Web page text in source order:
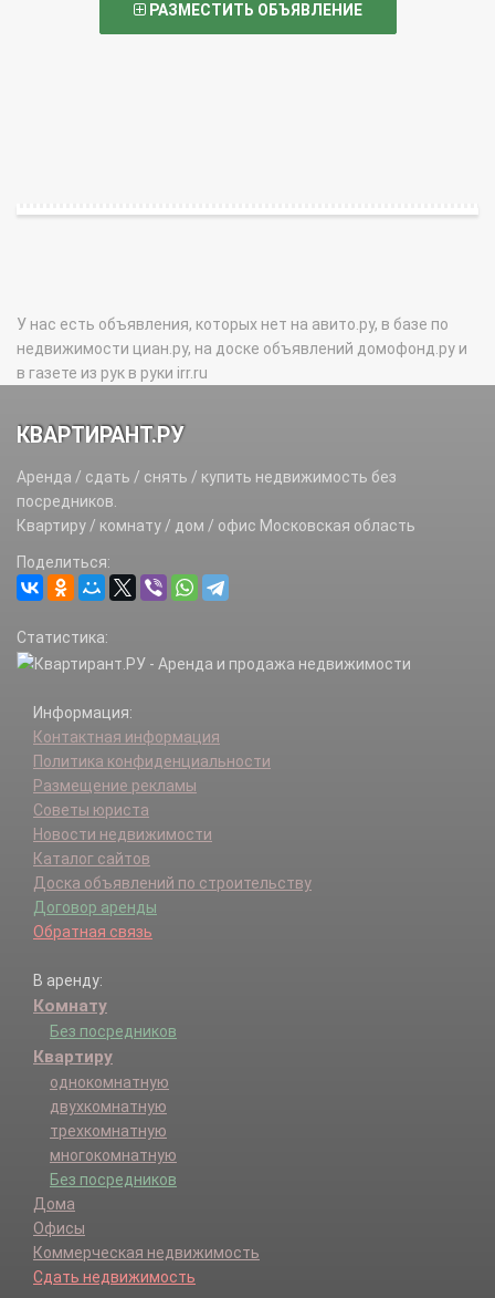
РАЗМЕСТИТЬ ОБЪЯВЛЕНИЕ
У нас есть объявления, которых нет на авито.ру, в базе по
недвижимости циан.ру, на доске объявлений домофонд.ру и
в газете из рук в руки irr.ru
КВАРТИРАНТ.РУ
Аренда / сдать / снять / купить недвижимость без
посредников.
Квартиру / комнату / дом / офис Московская область
Поделиться:
Статистика:
Информация:
Контактная информация
Политика конфиденциальности
Размещение рекламы
Советы юриста
Новости недвижимости
Каталог сайтов
Доска объявлений по строительству
Договор аренды
Обратная связь
В аренду:
Комнату
Без посредников
Квартиру
однокомнатную
двухкомнатную
трехкомнатную
многокомнатную
Без посредников
Дома
Офисы
Коммерческая недвижимость
Сдать недвижимость